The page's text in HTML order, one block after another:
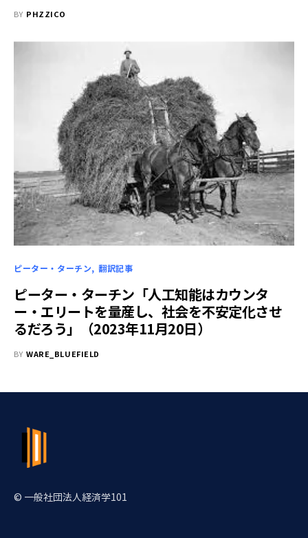
BY PHZZICO
ピーター・ターチン 翻訳記事
ピーター・ターチン「人工知能はカウンタ
ー・エリートを量産し、社会を不安定化させ
るだろう」（2023年11月20日）
BY WARE_BLUEFIELD
© 一般社団法人経済学101